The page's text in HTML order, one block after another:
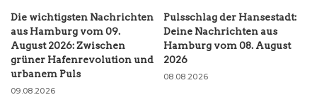
Die wichtigsten Nachrichten
aus Hamburg vom 09.
August 2026: Zwischen
grüner Hafenrevolution und
urbanem Puls
09.08.2026
Pulsschlag der Hansestadt:
Deine Nachrichten aus
Hamburg vom 08. August
2026
08.08.2026